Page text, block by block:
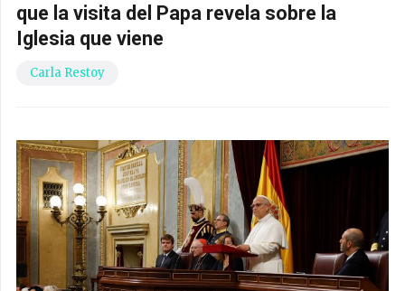
que la visita del Papa revela sobre la
Iglesia que viene
Carla Restoy